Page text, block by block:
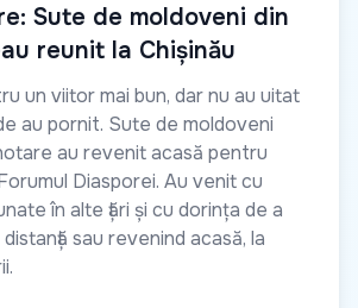
Sute de moldoveni din
reunit la Chișinău
un viitor mai bun, dar nu au uitat
au pornit. Sute de moldoveni
au revenit acasă pentru
Diasporei. Au venit cu
în alte țări și cu dorința de a
sau revenind acasă, la